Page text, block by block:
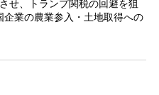
せ、トランプ関税の回避を狙
業の農業参入・土地取得への